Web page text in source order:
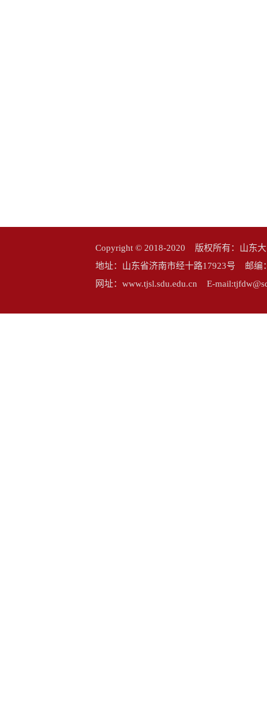
Copyright © 2018-2020 版权所有：山东
地址：山东省济南市经十路17923号 邮
网址：www.tjsl.sdu.edu.cn E-